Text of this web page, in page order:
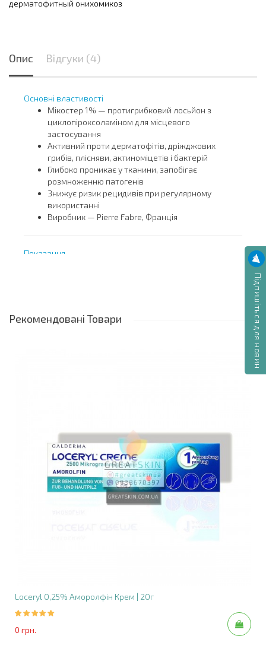
Підпишіться для новин
дерматофитный онихомикоз
Опис Відгуки (4)
Основні властивості
Мікостер 1% — протигрибковий лосьйон з
циклопіроксоламіном для місцевого
застосування
Активний проти дерматофітів, дріжджових
грибів, плісняви, актиноміцетів і бактерій
Глибоко проникає у тканини, запобігає
розмноженню патогенів
Знижує ризик рецидивів при регулярному
використанні
Виробник — Pierre Fabre, Франція
Показання
приблизно 21 день
Для себорейного дерматиту — 2 рази на день
протягом 2-4 тижнів, потім 1 раз на день
протягом 28 днів
Для лікування грибка нігтів можна
використовувати кілька місяців, окремо або в
комбінації з іншими препаратами
Перед застосуванням проконсультуйтеся з
Вік до 18 років
Вагітність і лактація
Рекомендовані Товари
Loceryl 0,25% Аморолфін Крем | 20г
0 грн.